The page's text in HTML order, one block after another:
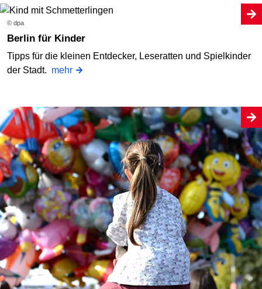
© dpa
Berlin für Kinder
Tipps für die kleinen Entdecker, Leseratten und Spielkinder
der Stadt. mehr